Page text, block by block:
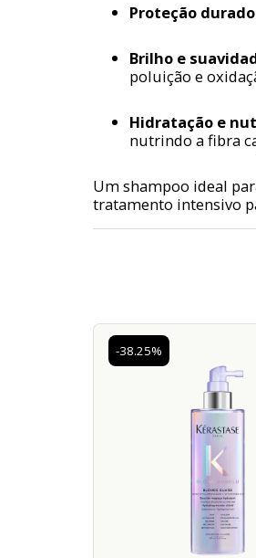
Proteção
Brilho e
poluição e
Hidratação e
nutrindo a fibra
Um shampoo ideal
tratamento intensivo
-38.25%